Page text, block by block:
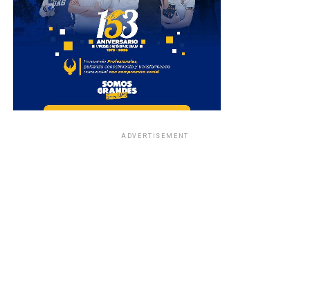
ADVERTISEMENT